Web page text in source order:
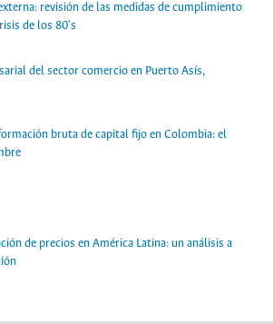
revisión de las medidas de cumplimiento
de los 80's
del sector comercio en Puerto Asís,
bruta de capital fijo en Colombia: el
de precios en América Latina: un análisis a